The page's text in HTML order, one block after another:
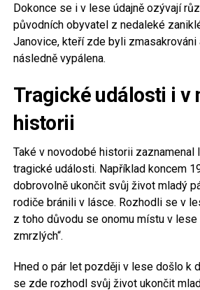
Dokonce se i v lese údajně ozývají
původních obyvatel z nedaleké
Janovice, kteří zde byli
následně vypálena.
Tragické události i v
historii
Také v novodobé historii zaznamenal
tragické události. Například koncem
dobrovolně ukončit svůj život mladý
rodiče bránili v lásce. Rozhodli se v
z toho důvodu se onomu místu v lese
zmrzlých“.
Hned o pár let později v lese došlo k
se zde rozhodl svůj život ukončit